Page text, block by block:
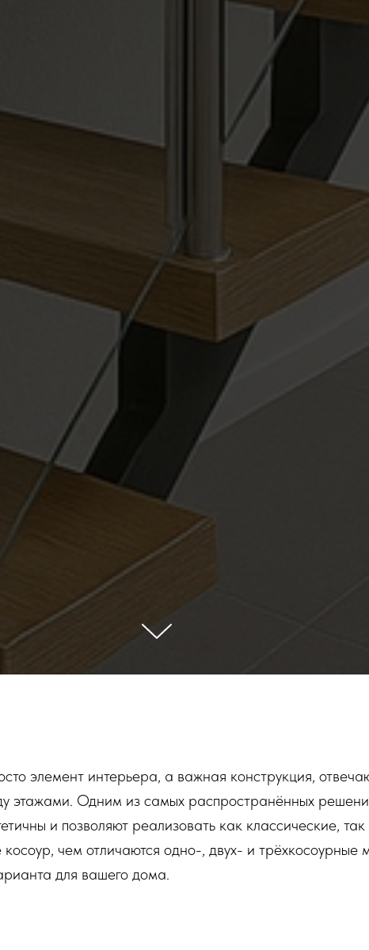
элемент интерьера, а важная конструкция,
этажами. Одним из самых распространённых
и позволяют реализовать как классические,
косоур, чем отличаются одно-, двух- и
для вашего дома.